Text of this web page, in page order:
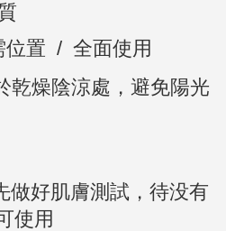
位置 / 全面使用
乾燥陰涼處，避免陽光
做好肌膚測試，待没有
使用